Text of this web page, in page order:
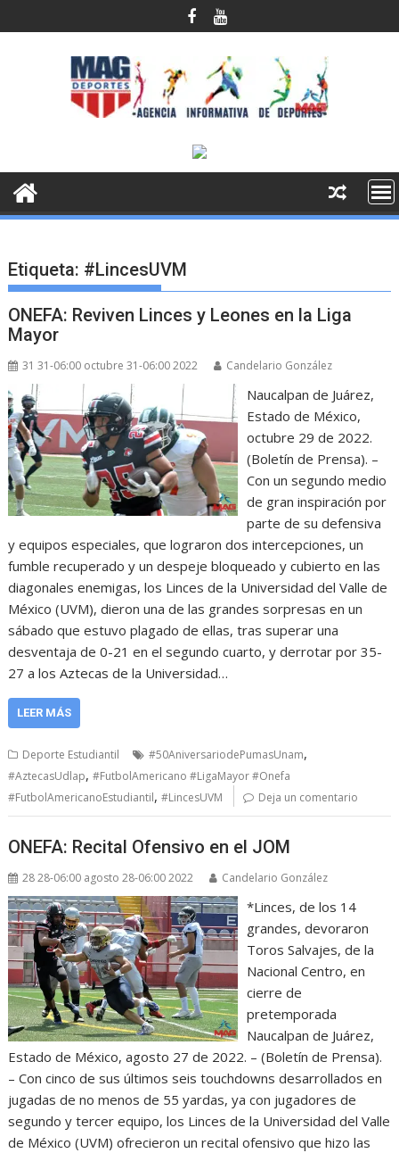
al
Etiqueta: #LincesUVM
ONEFA: Reviven Linces y Leones en la Liga
Mayor
31 31-06:00 octubre 31-06:00 2022 Candelario González
Naucalpan de Juárez,
Estado de México,
octubre 29 de 2022.
(Boletín de Prensa). –
Con un segundo medio
de gran inspiración por
parte de su defensiva
y equipos especiales, que lograron dos intercepciones, un
fumble recuperado y un despeje bloqueado y cubierto en las
diagonales enemigas, los Linces de la Universidad del Valle de
México (UVM), dieron una de las grandes sorpresas en un
sábado que estuvo plagado de ellas, tras superar una
desventaja de 0-21 en el segundo cuarto, y derrotar por 35-
27 a los Aztecas de la Universidad…
LEER MÁS
Deporte Estudiantil #50AniversariodePumasUnam,
#AztecasUdlap,#FutbolAmericano #LigaMayor #Onefa
#FutbolAmericanoEstudiantil,#LincesUVM Deja un comentario
ONEFA: Recital Ofensivo en el JOM
28 28-06:00 agosto 28-06:00 2022 Candelario González
*Linces, de los 14
grandes, devoraron
Toros Salvajes, de la
Nacional Centro, en
cierre de
pretemporada
Naucalpan de Juárez,
Estado de México, agosto 27 de 2022. – (Boletín de Prensa).
– Con cinco de sus últimos seis touchdowns desarrollados en
jugadas de no menos de 55 yardas, ya con jugadores de
segundo y tercer equipo, los Linces de la Universidad del Valle
de México (UVM) ofrecieron un recital ofensivo que hizo las